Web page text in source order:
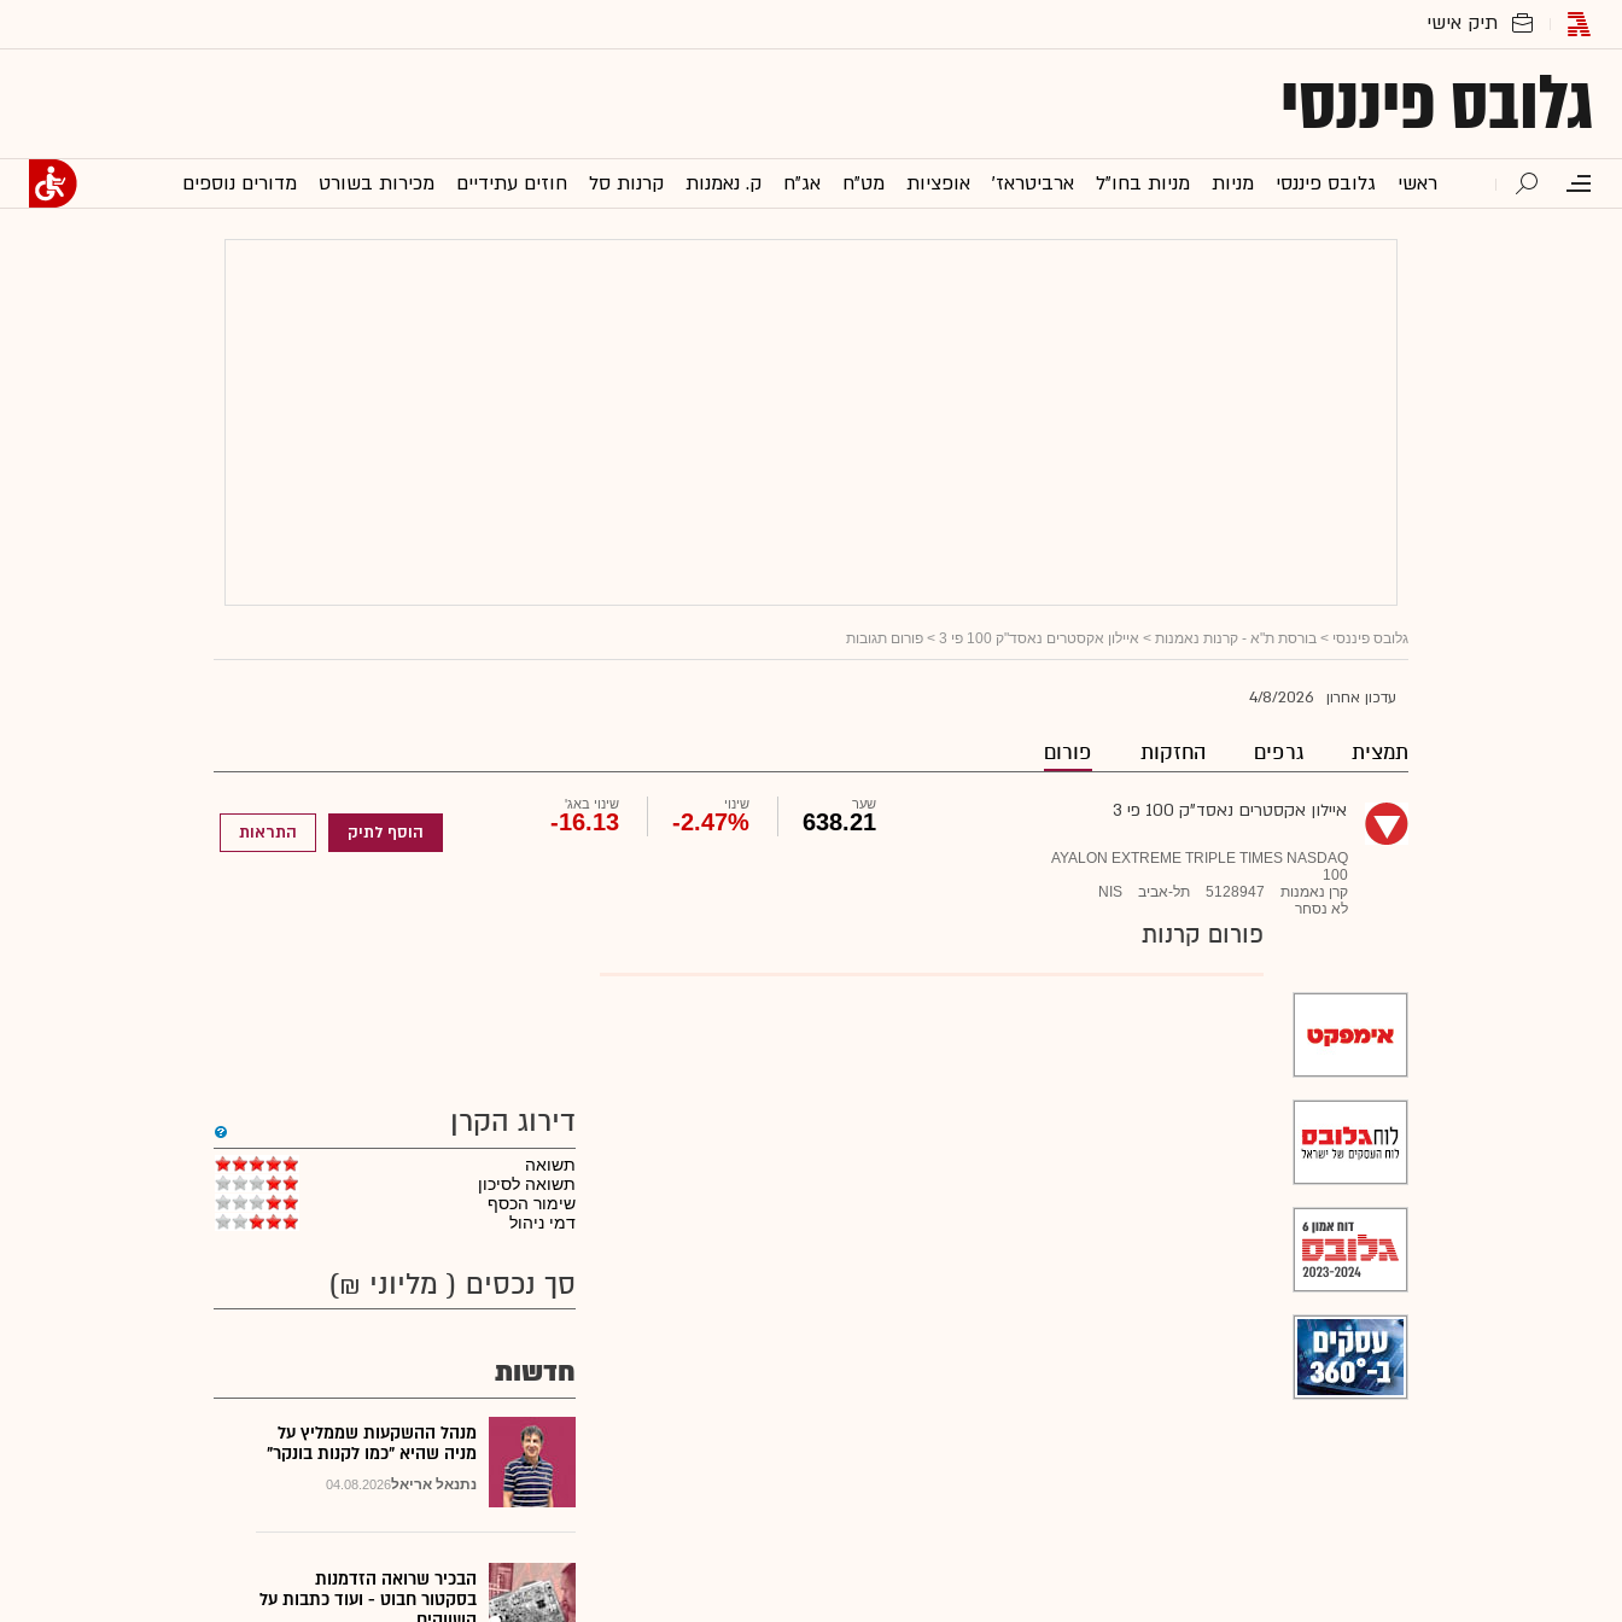
גלובס פיננסי
ראשי גלובס פיננסי מניות מניות בחו"ל ארביטראז' אופציות מט"ח אג"ח ק. נאמנות קרנות סל חוזים עתידיים מכירות בשורט מדורים נוספים
גלובס פיננסי > בורסת ת"א - קרנות נאמנות > איילון אקסטרים נאסד"ק 100 פי 3 > פורום תגובות
עדכון אחרון 4/8/2026
תמצית גרפים החזקות פורום
איילון אקסטרים נאסד"ק 100 פי 3
AYALON EXTREME TRIPLE TIMES NASDAQ
100
קרן נאמנות
5128947 תל-אביב
NIS
לא נסחר
שער
638.21
שינוי
-2.47%
שינוי באג'
-16.13 הוסף לתיק התראות
פורום קרנות
דירוג הקרן
תשואה
תשואה לסיכון
שימור הכסף
דמי ניהול
סך נכסים ( מליוני ₪)
חדשות
מנהל ההשקעות שממליץ על
מניה שהיא "כמו לקנות בונקר"
04.08.2026נתנאל אריאל
הבכיר שרואה הזדמנות
בסקטור חבוט - ועוד כתבות על